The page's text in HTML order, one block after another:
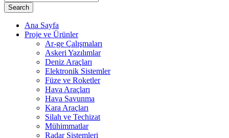
Search
Ana Sayfa
Proje ve Ürünler
Ar-ge Çalışmaları
Askeri Yazılımlar
Deniz Araçları
Elektronik Sistemler
Füze ve Roketler
Hava Araçları
Hava Savunma
Kara Araçları
Silah ve Techizat
Mühimmatlar
Radar Sistemleri